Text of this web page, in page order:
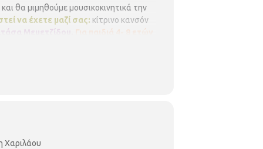
και θα μιμηθούμε μουσικοκινητικά την
να έχετε μαζί σας: κίτρινο κανσόν
Μεμετζίδου.
Για παιδιά 4- 8 ετών
σε περίπτωση ακύρωσης.
Χαριλάου